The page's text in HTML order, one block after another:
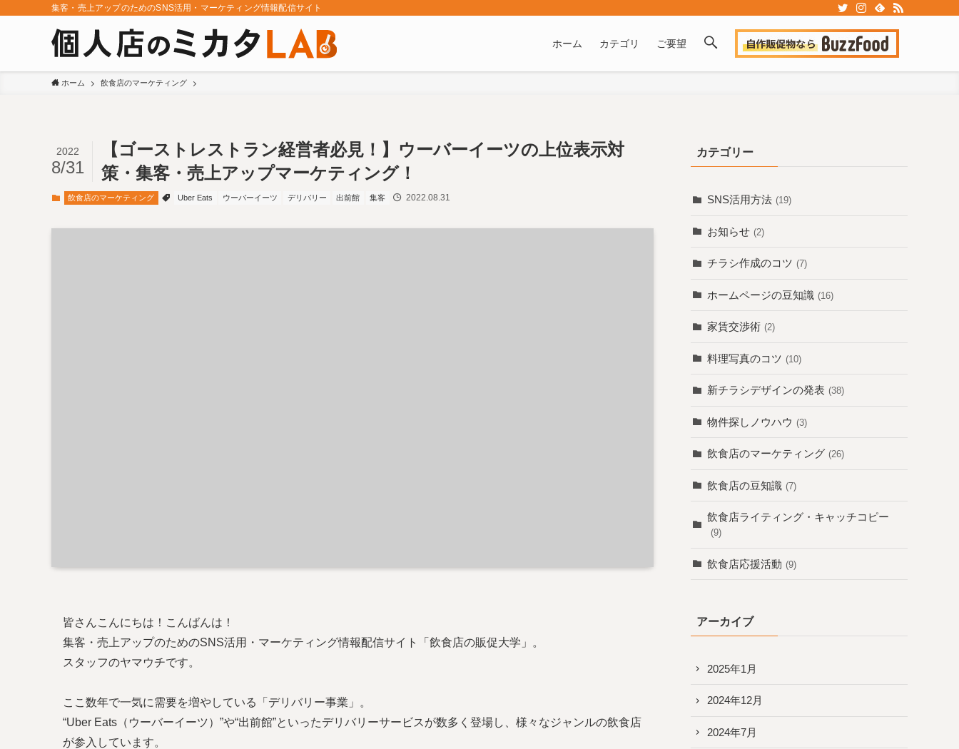
集客・売上アップのためのSNS活用・マーケティング情報配信サイト
ホーム カテゴリ ご要望
ホーム 飲食店のマーケティング
【ゴーストレストラン経営者必見！】ウーバーイーツの上位表示対
策・集客・売上アップマーケティング！
2022
8/31
飲食店のマーケティング Uber Eats ウーバーイーツ デリバリー 出前館 集客 2022.08.31
皆さんこんにちは！こんばんは！
集客・売上アップのためのSNS活用・マーケティング情報配信サイト「飲食店の販促大学」。
スタッフのヤマウチです。
ここ数年で一気に需要を増やしている「デリバリー事業」。
“Uber Eats（ウーバーイーツ）”や“出前館”といったデリバリーサービスが数多く登場し、様々なジャンルの飲食店
が参入しています。
カテゴリー
SNS活用方法 (19)
お知らせ (2)
チラシ作成のコツ (7)
ホームページの豆知識 (16)
家賃交渉術 (2)
料理写真のコツ (10)
新チラシデザインの発表 (38)
物件探しノウハウ (3)
飲食店のマーケティング (26)
飲食店の豆知識 (7)
飲食店ライティング・キャッチコピー
(9)
飲食店応援活動 (9)
アーカイブ
2025年1月
2024年12月
2024年7月